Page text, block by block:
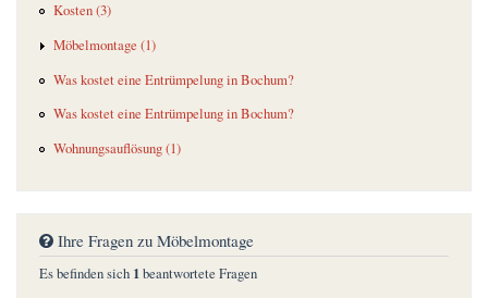
Kosten (3)
Möbelmontage (1)
Was kostet eine Entrümpelung in Bochum?
Was kostet eine Entrümpelung in Bochum?
Wohnungsauflösung (1)
Ihre Fragen zu Möbelmontage
Es befinden sich 1beantwortete Fragen